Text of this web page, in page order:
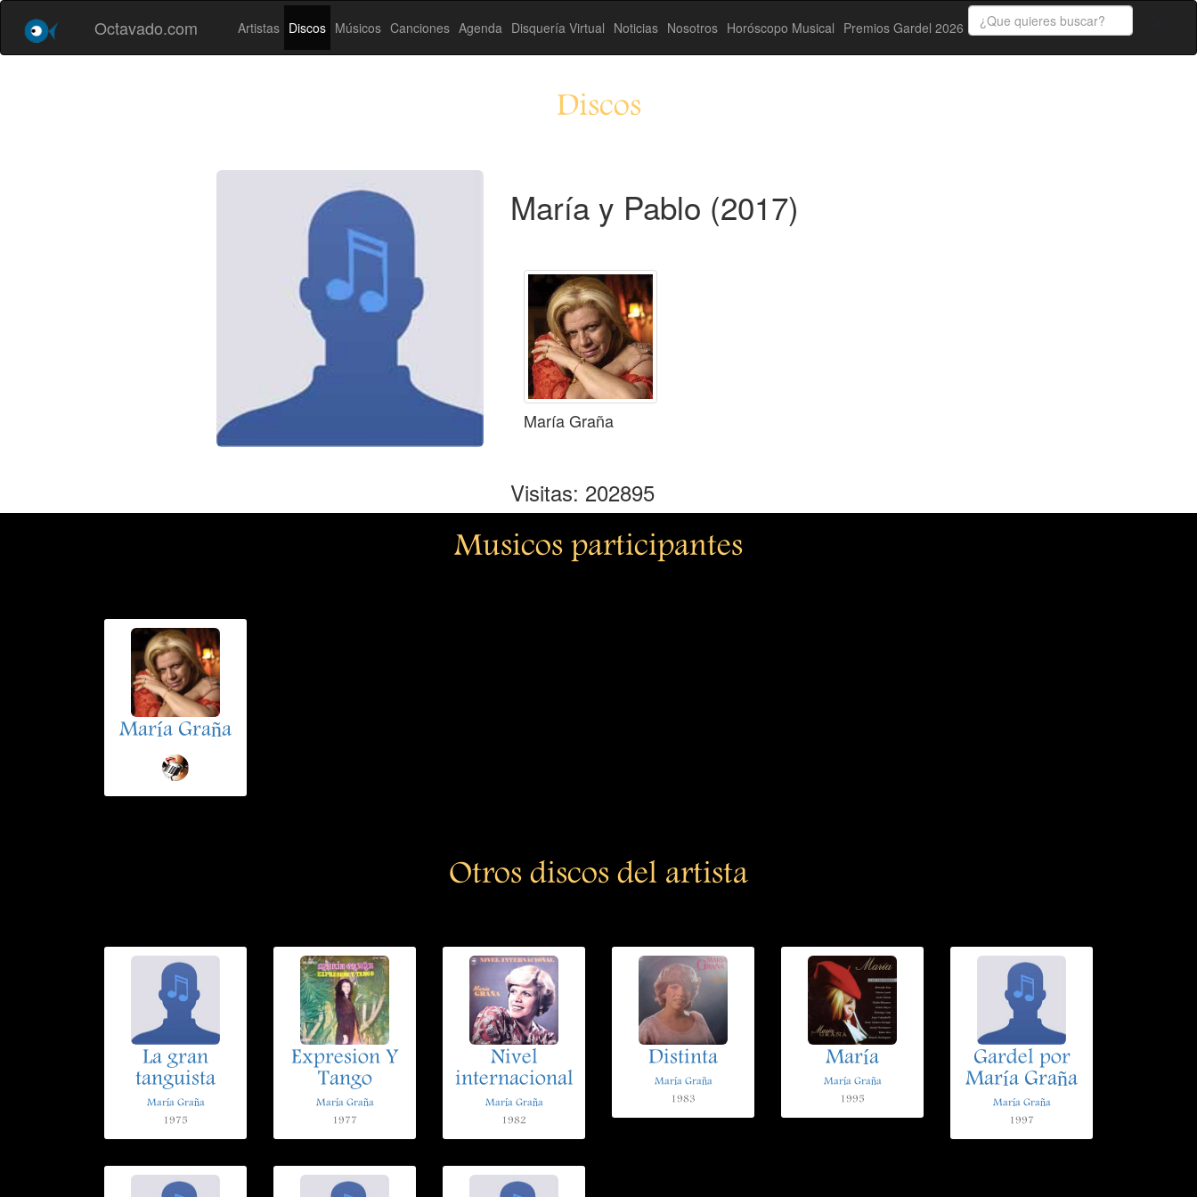
Octavado.com Artistas Discos Músicos Canciones Agenda Disquería Virtual Noticias Nosotros Horóscopo Musical Premios Gardel 2026
Discos
María y Pablo (2017)
María Graña
Visitas: 202895
Musicos participantes
María Graña
Otros discos del artista
La gran
tanguista
María Graña
1975
Expresion Y
Tango
María Graña
1977
Nivel
internacional
María Graña
1982
Distinta
María Graña
1983
María
María Graña
1995
Gardel por
María Graña
María Graña
1997